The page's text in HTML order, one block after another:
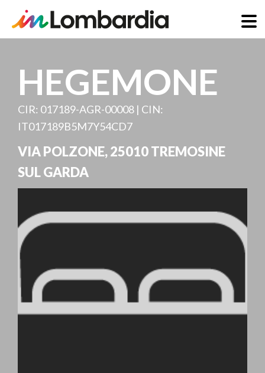
InhaltHEGEMONE
CIR: 017189-AGR-00008 | CIN:
IT017189B5M7Y54CD7
VIA POLZONE,25010TREMOSINE
SUL GARDA